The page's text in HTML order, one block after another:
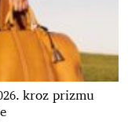
kroz prizmu